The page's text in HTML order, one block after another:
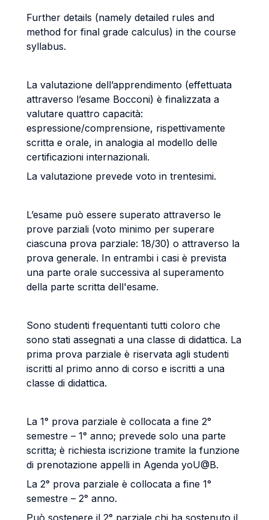
Further details (namely detailed rules and
method for final grade calculus) in the course
syllabus.
La valutazione dell’apprendimento (effettuata
attraverso l’esame Bocconi) è finalizzata a
valutare quattro capacità:
espressione/comprensione, rispettivamente
scritta e orale, in analogia al modello delle
certificazioni internazionali.
La valutazione prevede voto in trentesimi.
L’esame può essere superato attraverso le
prove parziali (voto minimo per superare
ciascuna prova parziale: 18/30) o attraverso la
prova generale. In entrambi i casi è prevista
una parte orale successiva al superamento
della parte scritta dell'esame.
Sono studenti frequentanti tutti coloro che
sono stati assegnati a una classe di didattica. La
prima prova parziale è riservata agli studenti
iscritti al primo anno di corso e iscritti a una
classe di didattica.
La 1° prova parziale è collocata a fine 2°
semestre – 1° anno; prevede solo una parte
scritta; è richiesta iscrizione tramite la funzione
di prenotazione appelli in Agenda yoU@B.
La 2° prova parziale è collocata a fine 1°
semestre – 2° anno.
Può sostenere il 2° parziale chi ha sostenuto il